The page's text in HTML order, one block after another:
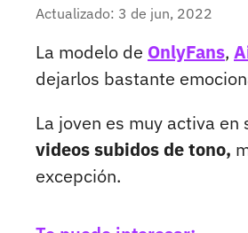
Actualizado: 3 de jun, 2022
La modelo de OnlyFans,
dejarlos bastante
La joven es muy activa
videos subidos de tono,
excepción.